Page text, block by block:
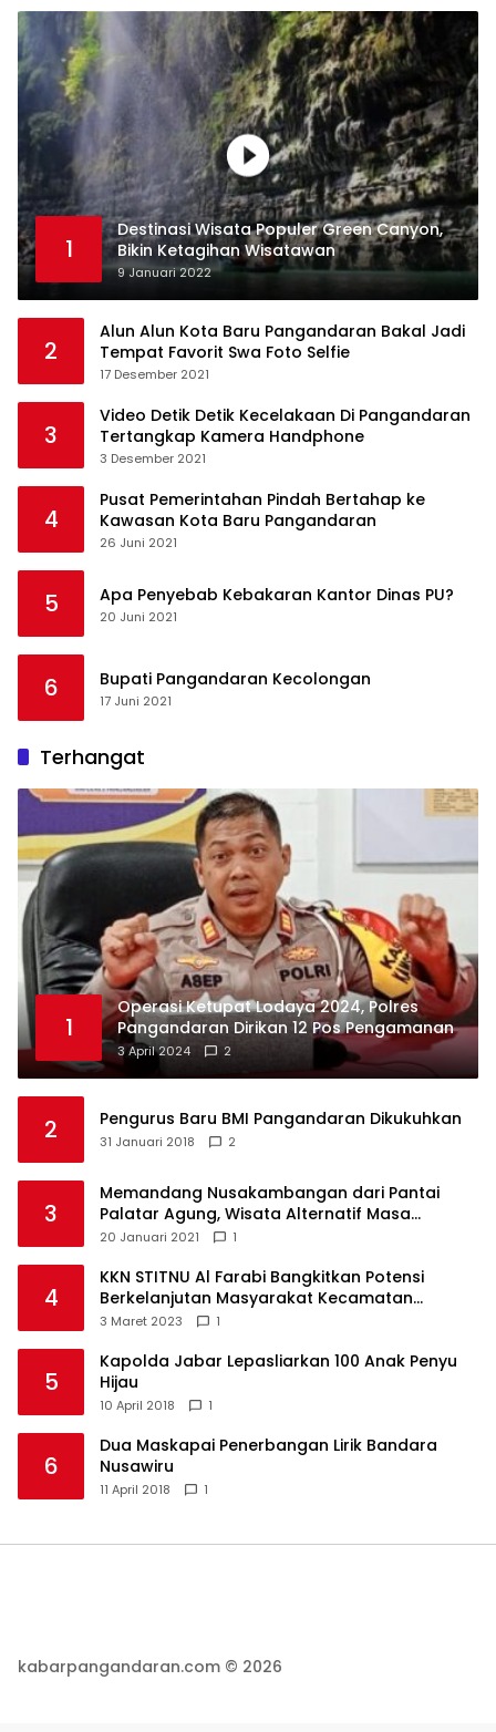
1
Destinasi Wisata Populer Green Canyon,
Bikin Ketagihan Wisatawan
9 Januari 2022
2
Alun Alun Kota Baru Pangandaran Bakal Jadi
Tempat Favorit Swa Foto Selfie
17 Desember 2021
3
Video Detik Detik Kecelakaan Di Pangandaran
Tertangkap Kamera Handphone
3 Desember 2021
4
Pusat Pemerintahan Pindah Bertahap ke
Kawasan Kota Baru Pangandaran
26 Juni 2021
5 Apa Penyebab Kebakaran Kantor Dinas PU?
20 Juni 2021
6 Bupati Pangandaran Kecolongan
17 Juni 2021
Terhangat
1
Operasi Ketupat Lodaya 2024, Polres
Pangandaran Dirikan 12 Pos Pengamanan
3 April 2024 2
2 Pengurus Baru BMI Pangandaran Dikukuhkan
31 Januari 2018 2
3
Memandang Nusakambangan dari Pantai
Palatar Agung, Wisata Alternatif Masa
Pandemi
20 Januari 2021 1
4
KKN STITNU Al Farabi Bangkitkan Potensi
Berkelanjutan Masyarakat Kecamatan
Langkaplancar
3 Maret 2023 1
5
Kapolda Jabar Lepasliarkan 100 Anak Penyu
Hijau
10 April 2018 1
6
Dua Maskapai Penerbangan Lirik Bandara
Nusawiru
11 April 2018 1
kabarpangandaran.com © 2026